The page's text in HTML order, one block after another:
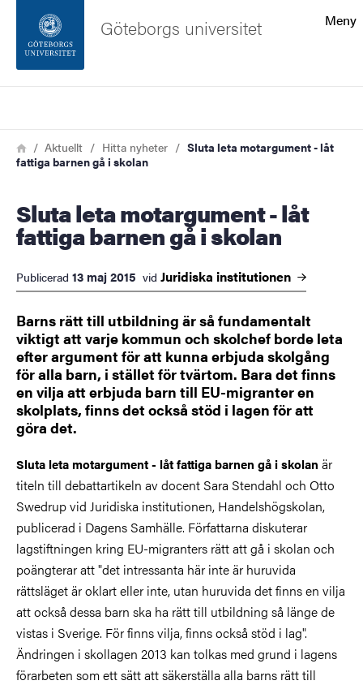
Sidfoten
Om webbplatsen
Meny
Göteborgs universitet
Länkstig
HemAktuellt Hitta nyheter
Sluta leta motargument - låt
fattiga barnen gå i skolan
Sluta leta motargument - låt
fattiga barnen gå i skolan
Publicerad 13 maj 2015 vid Juridiska institutionen
Barns rätt till utbildning är så fundamentalt
viktigt att varje kommun och skolchef borde leta
efter argument för att kunna erbjuda skolgång
för alla barn, i stället för tvärtom. Bara det finns
en vilja att erbjuda barn till EU-migranter en
skolplats, finns det också stöd i lagen för att
göra det.
Sluta leta motargument - låt fattiga barnen gå i skolan är
titeln till debattartikeln av docent Sara Stendahl och Otto
Swedrup vid Juridiska institutionen, Handelshögskolan,
publicerad i Dagens Samhälle. Författarna diskuterar
lagstiftningen kring EU-migranters rätt att gå i skolan och
poängterar att "det intressanta här inte är huruvida
rättsläget är oklart eller inte, utan huruvida det finns en vilja
att också dessa barn ska ha rätt till utbildning så länge de
vistas i Sverige. För finns vilja, finns också stöd i lag".
Ändringen i skollagen 2013 kan tolkas med grund i lagens
förarbeten som ett sätt att säkerställa alla barns rätt till